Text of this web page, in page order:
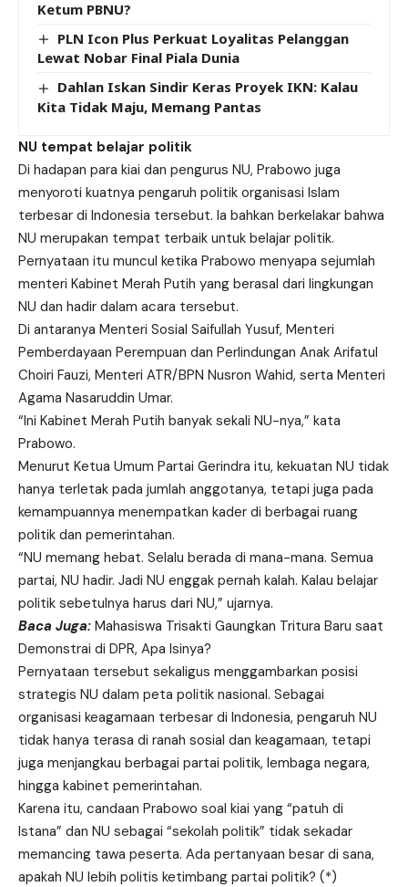
Ketum PBNU?
PLN Icon Plus Perkuat Loyalitas Pelanggan
Lewat Nobar Final Piala Dunia
Dahlan Iskan Sindir Keras Proyek IKN: Kalau
Kita Tidak Maju, Memang Pantas
NU tempat belajar politik
Di hadapan para kiai dan pengurus NU, Prabowo juga
menyoroti kuatnya pengaruh politik organisasi Islam
terbesar di Indonesia tersebut. Ia bahkan berkelakar bahwa
NU merupakan tempat terbaik untuk belajar politik.
Pernyataan itu muncul ketika Prabowo menyapa sejumlah
menteri Kabinet Merah Putih yang berasal dari lingkungan
NU dan hadir dalam acara tersebut.
Di antaranya Menteri Sosial Saifullah Yusuf, Menteri
Pemberdayaan Perempuan dan Perlindungan Anak Arifatul
Choiri Fauzi, Menteri ATR/BPN Nusron Wahid, serta Menteri
Agama Nasaruddin Umar.
“Ini Kabinet Merah Putih banyak sekali NU-nya,” kata
Prabowo.
Menurut Ketua Umum Partai Gerindra itu, kekuatan NU tidak
hanya terletak pada jumlah anggotanya, tetapi juga pada
kemampuannya menempatkan kader di berbagai ruang
politik dan pemerintahan.
“NU memang hebat. Selalu berada di mana-mana. Semua
partai, NU hadir. Jadi NU enggak pernah kalah. Kalau belajar
politik sebetulnya harus dari NU,” ujarnya.
Baca Juga: Mahasiswa Trisakti Gaungkan Tritura Baru saat
Demonstrai di DPR, Apa Isinya?
Pernyataan tersebut sekaligus menggambarkan posisi
strategis NU dalam peta politik nasional. Sebagai
organisasi keagamaan terbesar di Indonesia, pengaruh NU
tidak hanya terasa di ranah sosial dan keagamaan, tetapi
juga menjangkau berbagai partai politik, lembaga negara,
hingga kabinet pemerintahan.
Karena itu, candaan Prabowo soal kiai yang “patuh di
Istana” dan NU sebagai “sekolah politik” tidak sekadar
memancing tawa peserta. Ada pertanyaan besar di sana,
apakah NU lebih politis ketimbang partai politik? (*)